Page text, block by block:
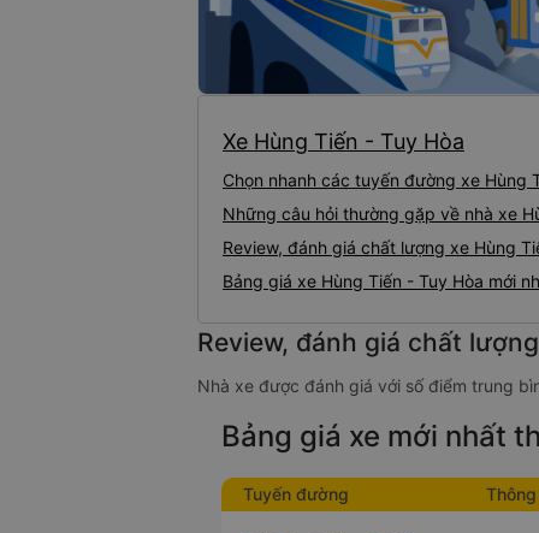
cung cấp đầy đủ các tiện ích như máy lạnh, nước uống, khăn, mền, gối. Với
là thượng đế”, nhân viên phục vụ luôn hỗ trợ khách hàng một cách tốt nhất
Vì vậy, dù mới bắt đầu chạy tuyến Phú Yên - Sài Gòn chưa lâu, nhưng hãng
Xe Hùng Tiến - Tuy Hòa
Chọn nhanh các tuyến đường xe Hùng
Những câu hỏi thường gặp về nhà xe
Review, đánh giá chất lượng xe Hùng
Bảng giá xe Hùng Tiến - Tuy Hòa mới
Review, đánh giá chất
Nhà xe được đánh giá với số điểm trung
Bảng giá xe mới nhất
Tuyến đường